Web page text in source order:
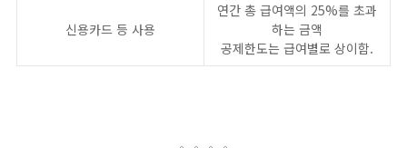
신용카드 등 사용
연간 총 급여액의 25%를 초과
하는 금액
공제한도는 급여별로 상이함.